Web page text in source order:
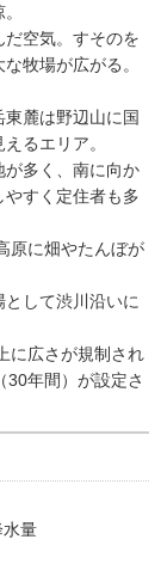
空気。すそのを
牧場が広がる。
麓は野辺山に国
るエリア。
が多く、南に向か
すく定住者も多
原に畑やたんぼが
して渋川沿いに
に広さが規制され
30年間）が設定さ
量